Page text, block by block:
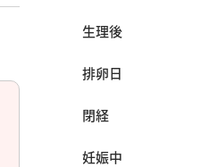
生理後
排卵日
閉経
妊娠中